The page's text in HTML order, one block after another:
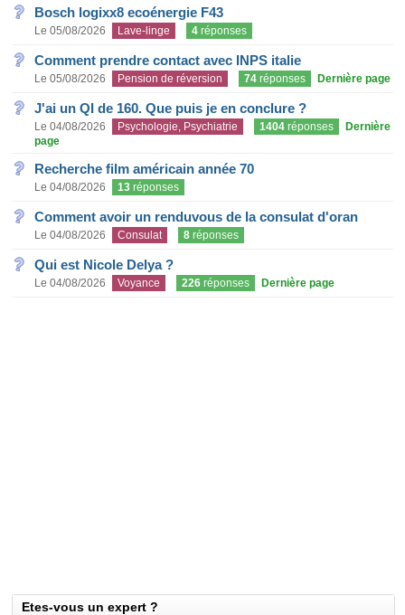
Bosch logixx8 ecoénergie F43
Le 05/08/2026 Lave-linge 4 réponses
Comment prendre contact avec INPS italie
Le 05/08/2026 Pension de réversion 74 réponses Dernière page
J'ai un QI de 160. Que puis je en conclure ?
Le 04/08/2026 Psychologie, Psychiatrie 1404 réponses
Dernière
page
Recherche film américain année 70
Le 04/08/2026 13 réponses
Comment avoir un renduvous de la consulat d'oran
Le 04/08/2026 Consulat 8 réponses
Qui est Nicole Delya ?
Le 04/08/2026 Voyance 226 réponses Dernière page
Etes-vous un expert ?